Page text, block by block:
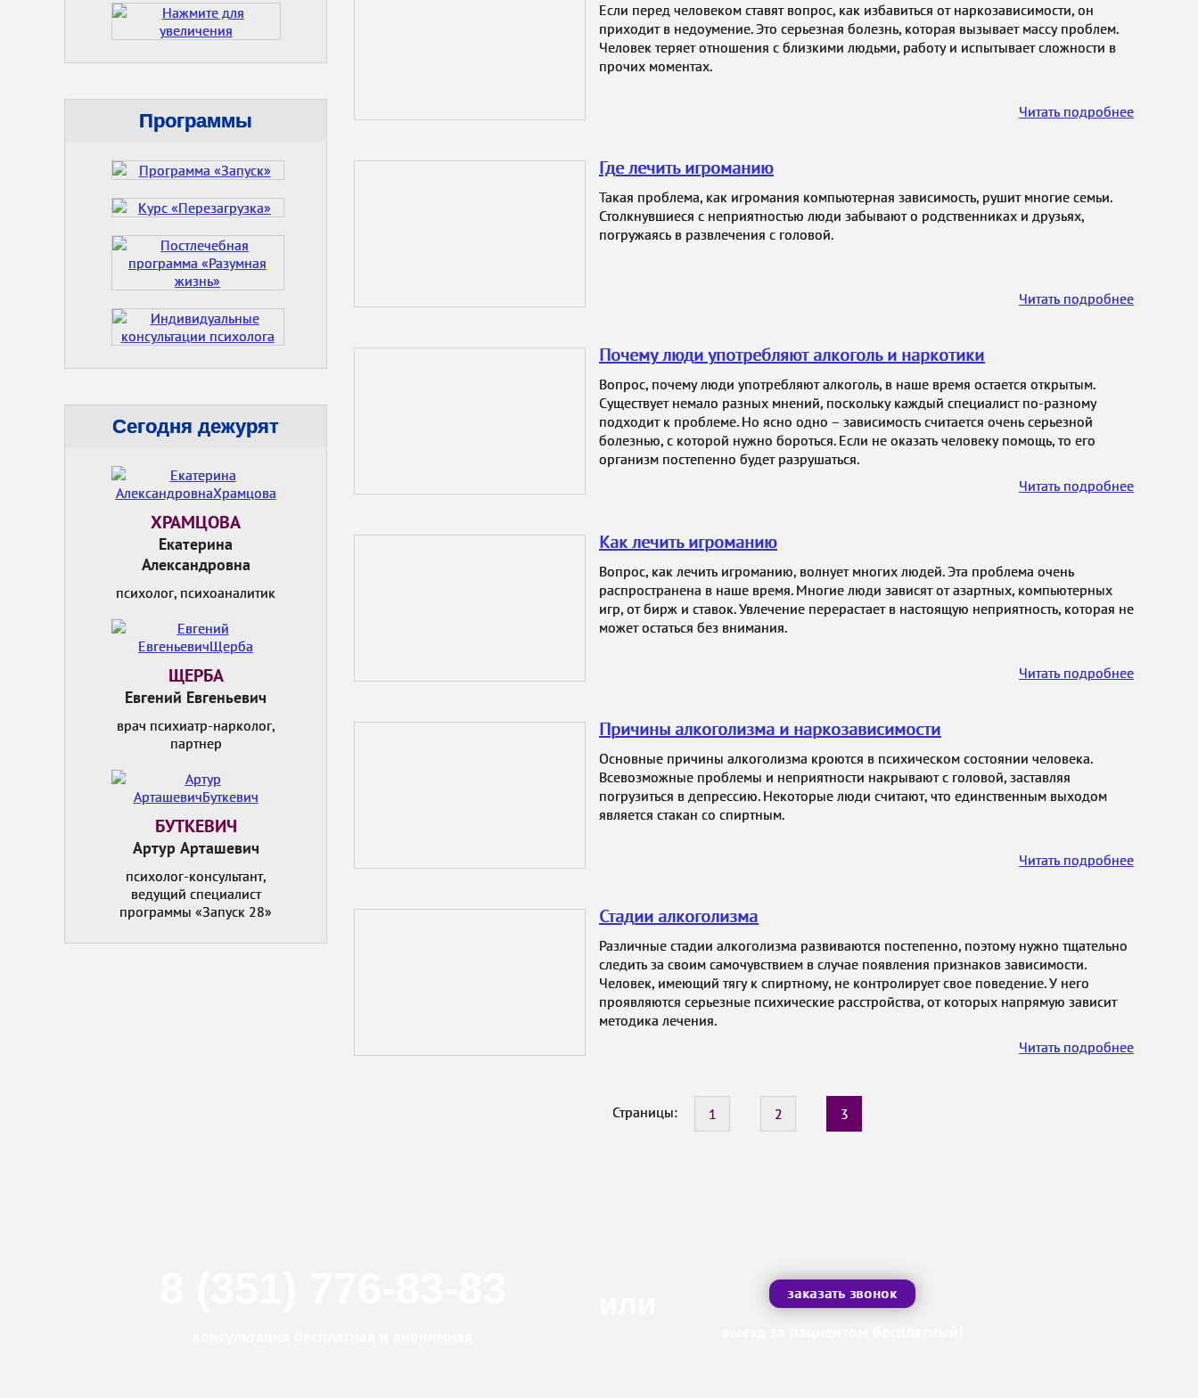
Программы
Сегодня дежурят
ХРАМЦОВА
Екатерина
Александровна
психолог, психоаналитик
ЩЕРБА
Евгений Евгеньевич
врач психиатр-нарколог,
партнер
БУТКЕВИЧ
Артур Арташевич
психолог-консультант,
ведущий специалист
программы «Запуск 28»
Если перед человеком ставят вопрос, как избавиться от наркозависимости, он
приходит в недоумение. Это серьезная болезнь, которая вызывает массу проблем.
Человек теряет отношения с близкими людьми, работу и испытывает сложности в
прочих моментах.
Читать подробнее
Где лечить игроманию
Такая проблема, как игромания компьютерная зависимость, рушит многие семьи.
Столкнувшиеся с неприятностью люди забывают о родственниках и друзьях,
погружаясь в развлечения с головой.
Читать подробнее
Почему люди употребляют алкоголь и наркотики
Вопрос, почему люди употребляют алкоголь, в наше время остается открытым.
Существует немало разных мнений, поскольку каждый специалист по-разному
подходит к проблеме. Но ясно одно – зависимость считается очень серьезной
болезнью, с которой нужно бороться. Если не оказать человеку помощь, то его
организм постепенно будет разрушаться.
Читать подробнее
Как лечить игроманию
Вопрос, как лечить игроманию, волнует многих людей. Эта проблема очень
распространена в наше время. Многие люди зависят от азартных, компьютерных
игр, от бирж и ставок. Увлечение перерастает в настоящую неприятность, которая не
может остаться без внимания.
Читать подробнее
Причины алкоголизма и наркозависимости
Основные причины алкоголизма кроются в психическом состоянии человека.
Всевозможные проблемы и неприятности накрывают с головой, заставляя
погрузиться в депрессию. Некоторые люди считают, что единственным выходом
является стакан со спиртным.
Читать подробнее
Стадии алкоголизма
Различные стадии алкоголизма развиваются постепенно, поэтому нужно тщательно
следить за своим самочувствием в случае появления признаков зависимости.
Человек, имеющий тягу к спиртному, не контролирует свое поведение. У него
проявляются серьезные психические расстройства, от которых напрямую зависит
методика лечения.
Читать подробнее
Страницы: 1 2 3
заказать звонок